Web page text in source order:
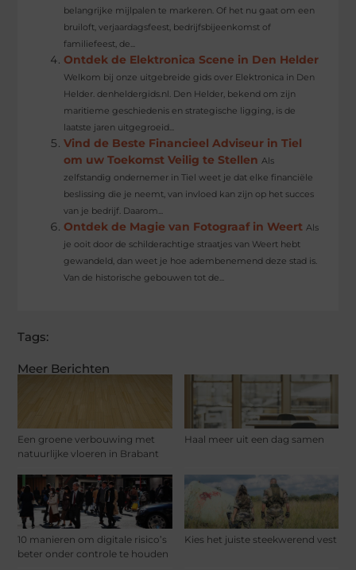
Meer Berichten
Een groene verbouwing met
natuurlijke vloeren in Brabant
Haal meer uit een dag samen
10 manieren om digitale risico’s
beter onder controle te houden
Kies het juiste steekwerend vest
belangrijke mijlpalen te markeren. Of het nu gaat om een
bruiloft, verjaardagsfeest, bedrijfsbijeenkomst of
familiefeest, de...
Ontdek de Elektronica Scene in Den Helder
Welkom bij onze uitgebreide gids over Elektronica in Den
Helder. denheldergids.nl. Den Helder, bekend om zijn
maritieme geschiedenis en strategische ligging, is de
laatste jaren uitgegroeid...
Vind de Beste Financieel Adviseur in Tiel
om uw Toekomst Veilig te Stellen Als
zelfstandig ondernemer in Tiel weet je dat elke financiële
beslissing die je neemt, van invloed kan zijn op het succes
van je bedrijf. Daarom...
Ontdek de Magie van Fotograaf in Weert Als
je ooit door de schilderachtige straatjes van Weert hebt
gewandeld, dan weet je hoe adembenemend deze stad is.
Van de historische gebouwen tot de...
Tags: